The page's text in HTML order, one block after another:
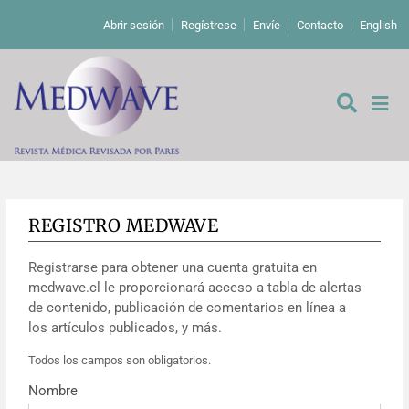
Abrir sesión Regístrese Envíe Contacto English
De los editores
Editoriales
Comentarios
Cartas a los editores
Estudios originales
Estudios cualitativos
REGISTRO MEDWAVE
Registrarse para obtener una cuenta gratuita en
medwave.cl le proporcionará acceso a tabla de alertas
de contenido, publicación de comentarios en línea a
los artículos publicados, y más.
Todos los campos son obligatorios.
Nombre